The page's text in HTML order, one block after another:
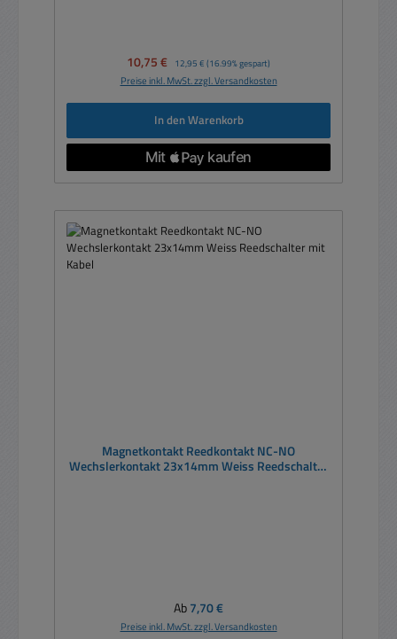
Verkaufspreis:
10,75 € Regulärer Preis:
12,95 € (16.99% gespart)
Preise inkl. MwSt. zzgl. Versandkosten
In den Warenkorb
Magnetkontakt Reedkontakt NC-NO
Wechslerkontakt 23x14mm Weiss Reedschalter
Regulärer Preis:
Ab7,70 €
Preise inkl. MwSt. zzgl. Versandkosten